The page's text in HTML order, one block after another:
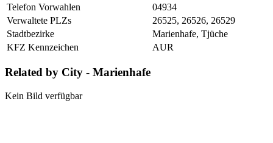
Telefon Vorwahlen
04934
Verwaltete PLZs
26525, 26526, 26529
Stadtbezirke
Marienhafe, Tjüche
KFZ Kennzeichen
AUR
Related by City - Marienhafe
Kein Bild verfügbar